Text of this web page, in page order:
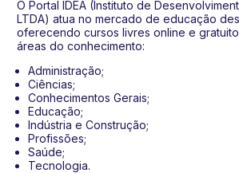
O Portal IDEA (Instituto de
LTDA) atua no mercado de educação
oferecendo cursos livres online e
áreas do conhecimento:
Administração;
Ciências;
Conhecimentos Gerais;
Educação;
Indústria e Construção;
Profissões;
Saúde;
Tecnologia.